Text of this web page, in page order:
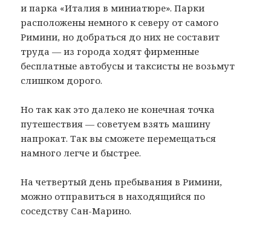
и парка «Италия в миниатюре». Парки
расположены немного к северу от самого
Римини, но добраться до них не составит
труда — из города ходят фирменные
бесплатные автобусы и таксисты не возьмут
слишком дорого.
Но так как это далеко не конечная точка
путешествия — советуем взять машину
напрокат. Так вы сможете перемещаться
намного легче и быстрее.
На четвертый день пребывания в Римини,
можно отправиться в находящийся по
соседству Сан-Марино.